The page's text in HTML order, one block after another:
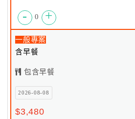
- 0 +
一般專案
含早餐
包含早餐
2026-08-08
$3,480